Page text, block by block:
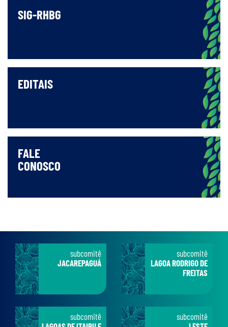
SIG-RHBG
EDITAIS
FALE
CONOSCO
subcomitê
JACAREPAGUÁ
subcomitê
LAGOA RODRIGO DE
FREITAS
subcomitê
subcomitê